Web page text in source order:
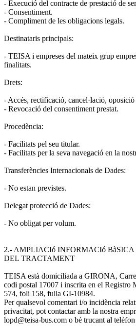
- Execució del contracte de prestació de
- Consentiment.
- Compliment de les obligacions legals.
Destinataris principals:
- TEISA i empreses del mateix grup
finalitats.
Drets:
- Accés, rectificació, cancel·lació,
- Revocació del consentiment prestat.
Procedència:
- Facilitats pel seu titular.
- Facilitats per la seva navegació en la
Transferències Internacionals de Dades:
- No estan previstes.
Delegat protecció de Dades:
- No obligat per volum.
2.- AMPLIACIó INFORMACIó
DEL TRACTAMENT
TEISA està domiciliada a GIRONA,
codi postal 17007 i inscrita en el Registro
574, foli 158, fulla GI-10984.
Per qualsevol comentari i/o incidència
privacitat, pot contactar amb la nostra
lopd@teisa-bus.com o bé trucant al